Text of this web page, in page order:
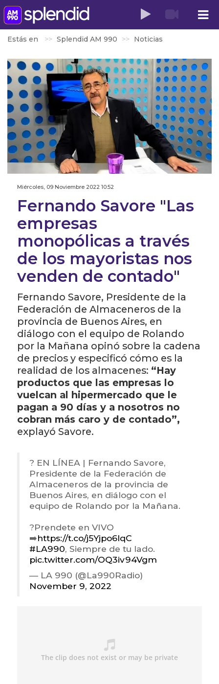
Estás en Splendid AM 990 Noticias
Miércoles, 09 Noviembre 2022 10:52
Fernando Savore "Las
empresas
monopólicas a través
de los mayoristas nos
venden de contado"
Fernando Savore, Presidente de la
Federación de Almaceneros de la
provincia de Buenos Aires, en
diálogo con el equipo de Rolando
por la Mañana opinó sobre la cadena
de precios y especificó cómo es la
realidad de los almacenes: “Hay
productos que las empresas lo
vuelcan al hipermercado que le
pagan a 90 días y a nosotros no
cobran más caro y de contado”,
explayó Savore.
? EN LÍNEA | Fernando Savore,
Presidente de la Federación de
Almaceneros de la provincia de
Buenos Aires, en diálogo con el
equipo de Rolando por la Mañana.
?Prendete en VIVO
➡️https://t.co/j5Yjpo6lqC
#LA990, Siempre de tu lado.
pic.twitter.com/OQ3iv94Vgm
— LA 990 (@La990Radio)
November 9, 2022